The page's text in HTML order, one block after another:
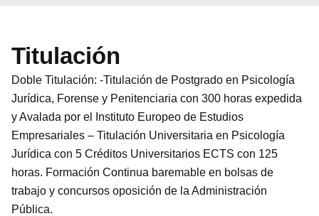
Titulación
Doble Titulación: -Titulación de Postgrado en Psicología
Jurídica, Forense y Penitenciaria con 300 horas expedida
y Avalada por el Instituto Europeo de Estudios
Empresariales – Titulación Universitaria en Psicología
Jurídica con 5 Créditos Universitarios ECTS con 125
horas. Formación Continua baremable en bolsas de
trabajo y concursos oposición de la Administración
Pública.